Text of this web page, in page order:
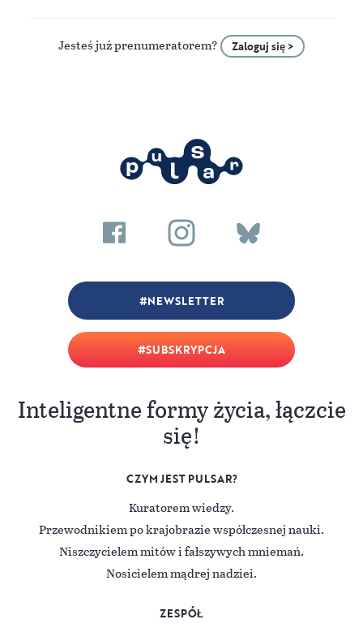
Jesteś już prenumeratorem? Zaloguj się >
SUBSKRYPCJA
NEWSLETTER
Inteligentne formy życia, łączcie
się!
CZYM JEST PULSAR?
Kuratorem wiedzy.
Przewodnikiem po krajobrazie współczesnej nauki.
Niszczycielem mitów i fałszywych mniemań.
Nosicielem mądrej nadziei.
ZESPÓŁ